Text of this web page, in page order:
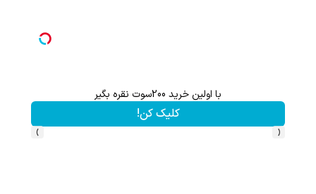
ثبت نام کن؛خرید کن؛نقره ببر
‹
›